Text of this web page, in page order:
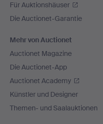
Für Auktionshäuser
Die Auctionet-Garantie
Mehr von Auctionet
Auctionet Magazine
Die Auctionet-App
Auctionet Academy
Künstler und Designer
Themen- und Saalauktionen